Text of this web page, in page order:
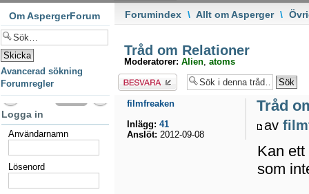
Forumindex \ Allt om Asperger \
Tråd om Relationer
Moderatorer: Alien, atoms
Besvara
Tråd
av
Kan
som
filmfreaken
Inlägg: 41
Anslöt: 2012-09-08
Om AspergerForum
Avancerad sökning
Forumregler
Logga in
Användarnamn
Lösenord